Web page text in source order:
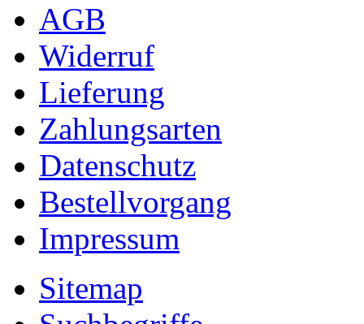
AGB
Widerruf
Lieferung
Zahlungsarten
Datenschutz
Bestellvorgang
Impressum
Sitemap